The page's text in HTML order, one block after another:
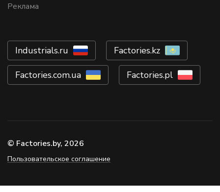
Реклама
Industrials.ru Factories.kz
Factories.com.ua Factories.pl
© Factories.by, 2026
Пользовательское соглашение